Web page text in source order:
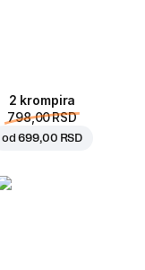
2 krompira
798,00 RSD
od699,00 RSD